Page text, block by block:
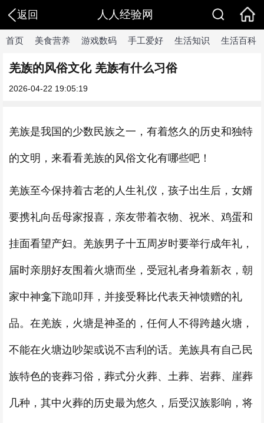
返回 人人经验网
首页 美食营养 游戏数码 手工爱好 生活知识 生活百科
羌族的风俗文化 羌族有什么习俗
2026-04-22 19:05:19
羌族是我国的少数民族之一，有着悠久的历史和独特
的文明，来看看羌族的风俗文化有哪些吧！
羌族至今保持着古老的人生礼仪，孩子出生后，女婿
要携礼向岳母家报喜，亲友带着衣物、祝米、鸡蛋和
挂面看望产妇。羌族男子十五周岁时要举行成年礼，
届时亲朋好友围着火塘而坐，受冠礼者身着新衣，朝
家中神龛下跪叩拜，并接受释比代表天神馈赠的礼
品。在羌族，火塘是神圣的，任何人不得跨越火塘，
不能在火塘边吵架或说不吉利的话。羌族具有自己民
族特色的丧葬习俗，葬式分火葬、土葬、岩葬、崖葬
几种，其中火葬的历史最为悠久，后受汉族影响，将